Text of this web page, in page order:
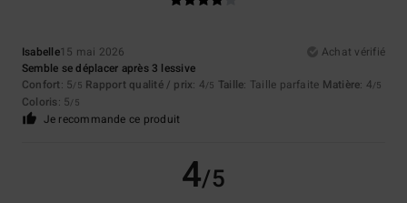
Isabelle15 mai 2026
Achat vérifié
Semble se déplacer après 3 lessive
Confort: 5/5 Rapport qualité / prix: 4/5 Taille: Taille parfaite Matière: 4/5
Coloris: 5/5
Je recommande ce produit
4/5